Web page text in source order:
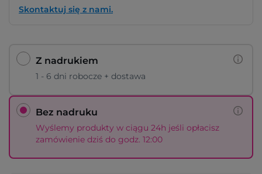
Skontaktuj się z nami.
Z nadrukiem
1 - 6 dni robocze + dostawa
Bez nadruku
Wyślemy produkty w ciągu 24h jeśli opłacisz
zamówienie dziś do godz. 12:00